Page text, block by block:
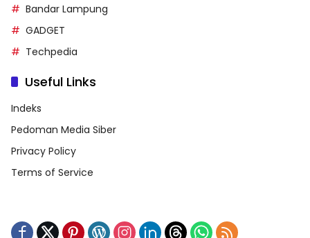
Bandar Lampung
GADGET
Techpedia
Useful Links
Indeks
Pedoman Media Siber
Privacy Policy
Terms of Service